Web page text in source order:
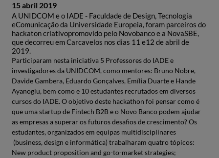
15 abril 2019
A UNIDCOM e o IADE - Faculdade de Design, Tecnologia
eComunicação da Universidade Europeia, foram parceiros do
hackaton criativopromovido pelo Novobanco e a NovaSBE,
que decorreu em Carcavelos nos dias 11 e12 de abril de
2019.
Participaram nesta iniciativa 5 Professores do IADE e
investigadores da UNIDCOM, como mentores: Bruno Nobre,
Davide Gambera, Eduardo Gonçalves, Emília Duarte e Hande
Ayanoglu, bem como e 10 estudantes recrutados em diversos
cursos do IADE. O objetivo deste hackathon foi pensar como é
que uma startup de Fintech B2B e o Novo Banco podem ajudar
as empresas a superar os futuros desafios de crescimento? Os
estudantes, organizados em equipas multidisciplinares
(business, design e informática) trabalharam quatro tópicos:
New product proposition and go-to-market strategies;